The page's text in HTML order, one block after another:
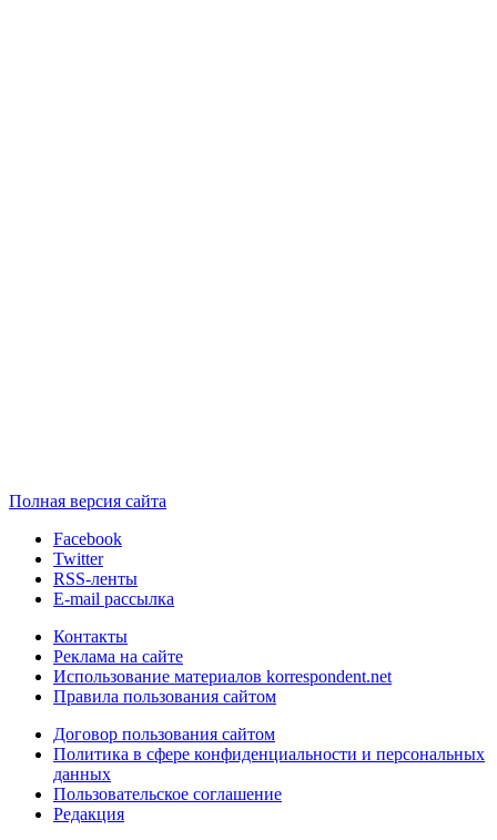
Полная версия сайта
Facebook
Twitter
RSS-ленты
E-mail рассылка
Контакты
Реклама на сайте
Использование материалов korrespondent.net
Правила пользования сайтом
Договор пользования сайтом
Политика в сфере конфиденциальности и персональных
данных
Пользовательское соглашение
Редакция